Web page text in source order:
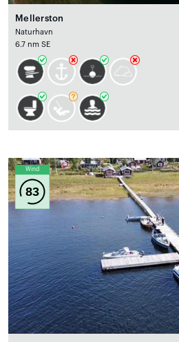
Mellerston
Naturhavn
6.7 nm SE
Wind
83